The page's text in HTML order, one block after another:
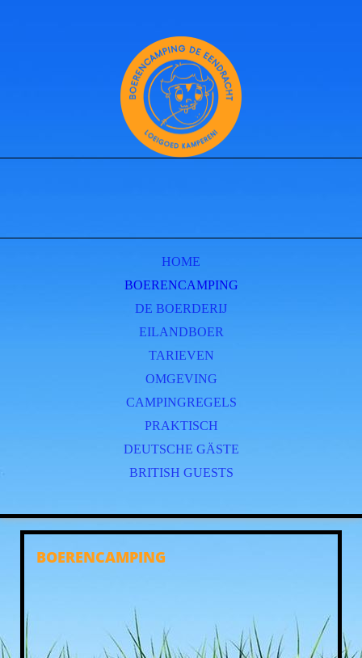
HOME
BOERENCAMPING
DE BOERDERIJ
EILANDBOER
TARIEVEN
OMGEVING
CAMPINGREGELS
PRAKTISCH
DEUTSCHE GÄSTE
BRITISH GUESTS
BOERENCAMPING